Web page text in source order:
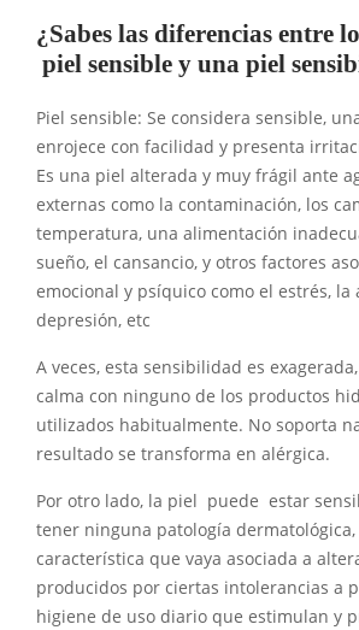
¿Sabes las diferencias entre
piel sensible y una piel
Piel sensible: Se considera sensible,
enrojece con facilidad y presenta
Es una piel alterada y muy frágil ante
externas como la contaminación, los
temperatura, una alimentación
sueño, el cansancio, y otros factores
emocional y psíquico como el estrés, la
depresión, etc
A veces, esta sensibilidad es
calma con ninguno de los productos
utilizados habitualmente. No soporta
resultado se transforma en alérgica.
Por otro lado, la piel puede estar
tener ninguna patología
característica que vaya asociada a
producidos por ciertas intolerancias a
higiene de uso diario que estimulan y